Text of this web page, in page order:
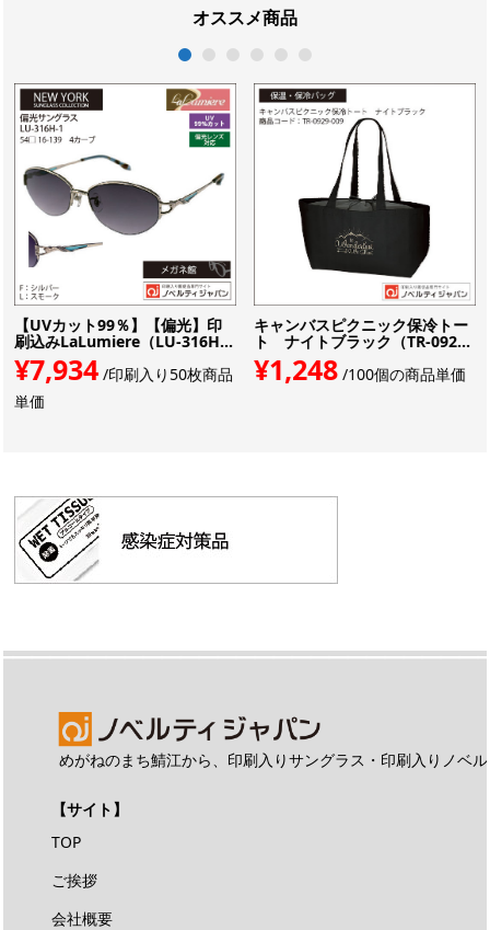
オススメ商品
【UVカット99％】【偏光】印
刷込みLaLumiere（LU-316H...
¥7,934/印刷入り50枚商品
単価
キャンバスピクニック保冷トー
ト ナイトブラック（TR-092...
¥1,248/100個の商品単価
1 2 3 4 5 6
めがねのまち鯖江から、印刷入りサングラス・印刷入りノベ
【サイト】
TOP
ご挨拶
会社概要